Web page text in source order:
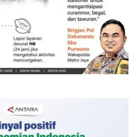
jalanan